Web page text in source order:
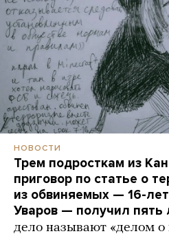
НОВОСТИ
Трем подросткам из
приговор по статье о
из обвиняемых — 16-
Уваров — получил пять
дело называют «делом